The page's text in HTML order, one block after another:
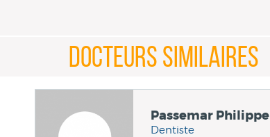
DOCTEURS SIMILAIRES
Passemar Philippe
Dentiste